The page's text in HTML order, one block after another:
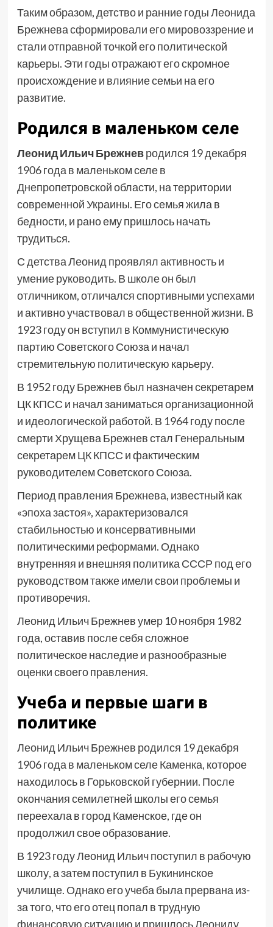
Таким образом, детство и ранние годы Леонида
Брежнева сформировали его мировоззрение и
стали отправной точкой его политической
карьеры. Эти годы отражают его скромное
происхождение и влияние семьи на его
развитие.
Родился в маленьком селе
Леонид Ильич Брежневродился 19 декабря
1906 года в маленьком селе в
Днепропетровской области, на территории
современной Украины. Его семья жила в
бедности, и рано ему пришлось начать
трудиться.
С детства Леонид проявлял активность и
умение руководить. В школе он был
отличником, отличался спортивными успехами
и активно участвовал в общественной жизни. В
1923 году он вступил в Коммунистическую
партию Советского Союза и начал
стремительную политическую карьеру.
В 1952 году Брежнев был назначен секретарем
ЦК КПСС и начал заниматься организационной
и идеологической работой. В 1964 году после
смерти Хрущева Брежнев стал Генеральным
секретарем ЦК КПСС и фактическим
руководителем Советского Союза.
Период правления Брежнева, известный как
«эпоха застоя», характеризовался
стабильностью и консервативными
политическими реформами. Однако
внутренняя и внешняя политика СССР под его
руководством также имели свои проблемы и
противоречия.
Леонид Ильич Брежнев умер 10 ноября 1982
года, оставив после себя сложное
политическое наследие и разнообразные
оценки своего правления.
Учеба и первые шаги в
политике
Леонид Ильич Брежнев родился 19 декабря
1906 года в маленьком селе Каменка, которое
находилось в Горьковской губернии. После
окончания семилетней школы его семья
переехала в город Каменское, где он
продолжил свое образование.
В 1923 году Леонид Ильич поступил в рабочую
школу, а затем поступил в Букининское
училище. Однако его учеба была прервана из-
за того, что его отец попал в трудную
финансовую ситуацию и пришлось Леониду